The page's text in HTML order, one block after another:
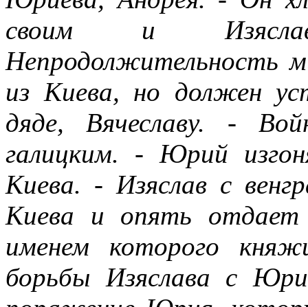
своим и
Непродолжительность
из Киева, но должен
дяде, Вячеславу. -
галицким. - Юрий
Киева. - Изяслав с
Киева и опять отдает
именем которого
борьбы Изяслава с